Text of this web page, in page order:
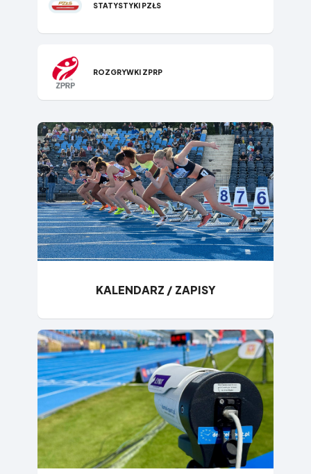
STATYSTYKI PZŁS
ROZGRYWKI ZPRP
KALENDARZ / ZAPISY